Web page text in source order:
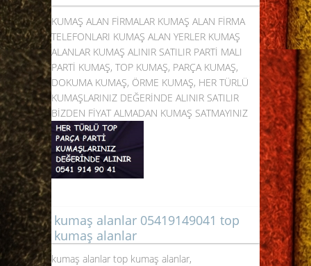
KUMAŞ ALAN FİRMALAR KUMAŞ ALAN FİRMA
TELEFONLARI KUMAŞ ALAN YERLER KUMAŞ
ALANLAR KUMAŞ ALINIR SATILIR PARTİ MALI
PARTİ KUMAŞ, TOP KUMAŞ, PARÇA KUMAŞ,
DOKUMA KUMAŞ, ÖRME KUMAŞ, HER TÜRLÜ
KUMAŞLARINIZ DEĞERİNDE ALINIR SATILIR
BİZDEN FİYAT ALMADAN KUMAŞ SATMAYINIZ
kumaş alanlar 05419149041 top
kumaş alanlar
kumaş alanlar top kumaş alanlar,